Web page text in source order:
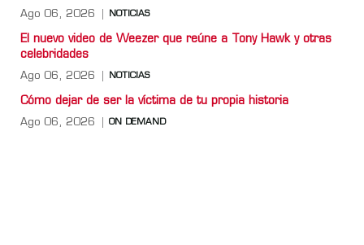
Ago 06, 2026 NOTICIAS
El nuevo video de Weezer que reúne a Tony Hawk y otras
celebridades
Ago 06, 2026 NOTICIAS
Cómo dejar de ser la víctima de tu propia historia
Ago 06, 2026 ON DEMAND